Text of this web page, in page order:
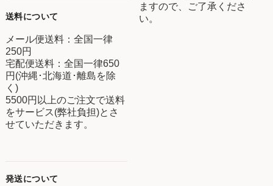
送料について
メール便送料：全国一律
250円
宅配便送料：全国一律650
円(沖縄･北海道･離島を除
く)
5500円以上のご注文で送料
をサービス(弊社負担)とさ
せていただきます。
発送について
ますので、ご了承くださ
い。